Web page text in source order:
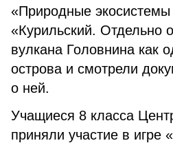
«Природные экосистемы
«Курильский. Отдельно
вулкана Головнина как
острова и смотрели
о ней.
Учащиеся 8 класса
приняли участие в игре